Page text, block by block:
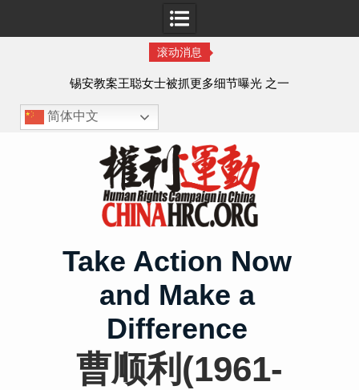
滚动消息
锡安教案王聪女士被抓更多细节曝光 之一
简体中文
Take Action Now
and Make a
Difference
曹顺利(1961-